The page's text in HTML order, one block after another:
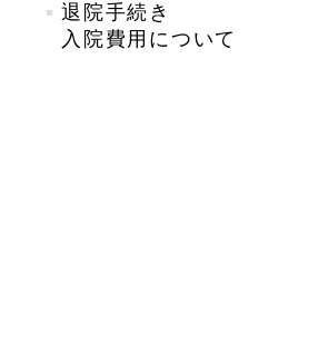
退院手続き
入院費用について